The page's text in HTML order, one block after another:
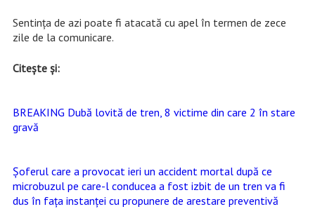
Sentința de azi poate fi atacată cu apel în termen de zece
zile de la comunicare.
Citește și:
BREAKING Dubă lovită de tren, 8 victime din care 2 în stare
gravă
Șoferul care a provocat ieri un accident mortal după ce
microbuzul pe care-l conducea a fost izbit de un tren va fi
dus în fața instanței cu propunere de arestare preventivă